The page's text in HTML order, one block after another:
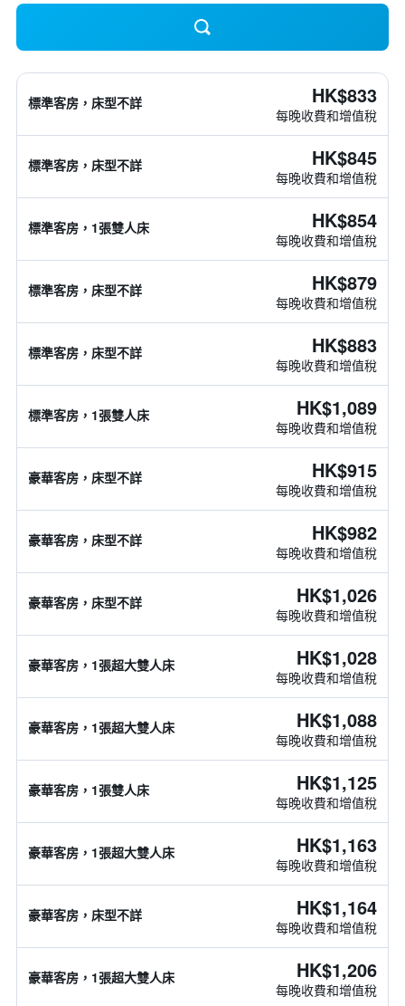
標準客房，床型不詳 HK$833
每晚收費和增值稅
標準客房，床型不詳 HK$845
每晚收費和增值稅
標準客房，1張雙人床 HK$854
每晚收費和增值稅
標準客房，床型不詳 HK$879
每晚收費和增值稅
標準客房，床型不詳 HK$883
每晚收費和增值稅
標準客房，1張雙人床 HK$1,089
每晚收費和增值稅
豪華客房，床型不詳 HK$915
每晚收費和增值稅
豪華客房，床型不詳 HK$982
每晚收費和增值稅
豪華客房，床型不詳 HK$1,026
每晚收費和增值稅
豪華客房，1張超大雙人床 HK$1,028
每晚收費和增值稅
豪華客房，1張超大雙人床 HK$1,088
每晚收費和增值稅
豪華客房，1張雙人床 HK$1,125
每晚收費和增值稅
豪華客房，1張超大雙人床 HK$1,163
每晚收費和增值稅
豪華客房，床型不詳 HK$1,164
每晚收費和增值稅
豪華客房，1張超大雙人床 HK$1,206
每晚收費和增值稅